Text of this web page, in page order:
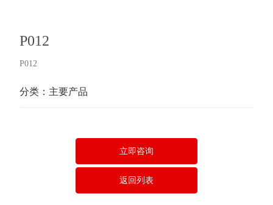
P012
P012
分类： 主要产品
立即咨询
返回列表